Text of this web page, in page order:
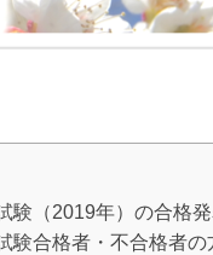
験（2019年）の合格
験合格者・不合格者の